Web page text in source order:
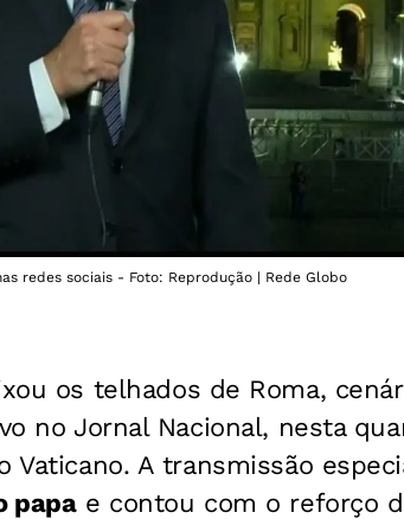
redes sociais - Foto: Reprodução | Rede Globo
os telhados de Roma,
no Jornal Nacional, nesta
Vaticano. A transmissão
papae contou com o reforço